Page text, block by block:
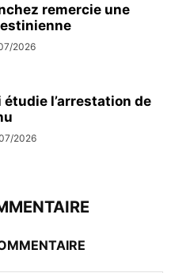
remercie une
2026
étudie l’arrestation de
2026